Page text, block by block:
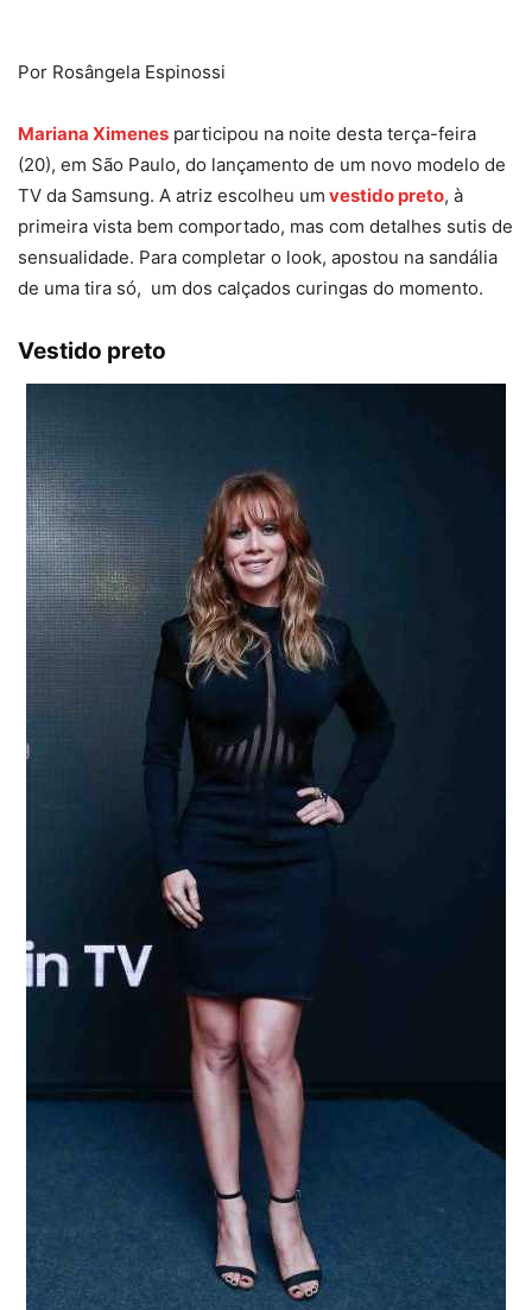
Por Rosângela Espinossi
Mariana Ximenes participou na noite desta terça-feira
(20), em São Paulo, do lançamento de um novo modelo de
TV da Samsung. A atriz escolheu um vestido preto, à
primeira vista bem comportado, mas com detalhes sutis de
sensualidade. Para completar o look, apostou na sandália
de uma tira só, um dos calçados curingas do momento.
Vestido preto